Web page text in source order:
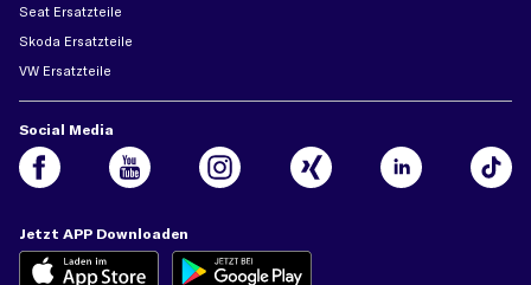
Seat Ersatzteile
Skoda Ersatzteile
VW Ersatzteile
Social Media
Jetzt APP Downloaden